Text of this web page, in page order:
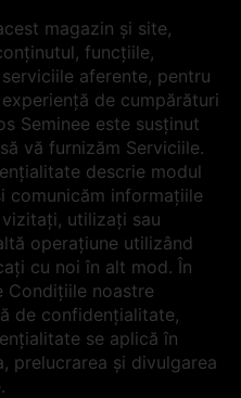
magazin și site,
funcțiile,
aferente, pentru
de cumpărături
Seminee este susținut
vă furnizăm Serviciile.
descrie modul
comunicăm informațiile
utilizați sau
operațiune utilizând
cu noi în alt mod. În
Condițiile noastre
de confidențialitate,
se aplică în
prelucrarea și divulgarea